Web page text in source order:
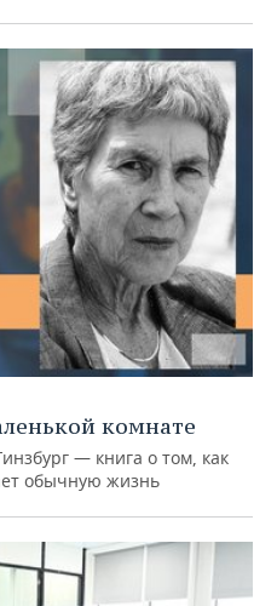
комнате
— книга о том, как
обычную жизнь